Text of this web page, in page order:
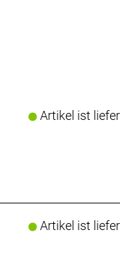
Artikel ist
Artikel ist